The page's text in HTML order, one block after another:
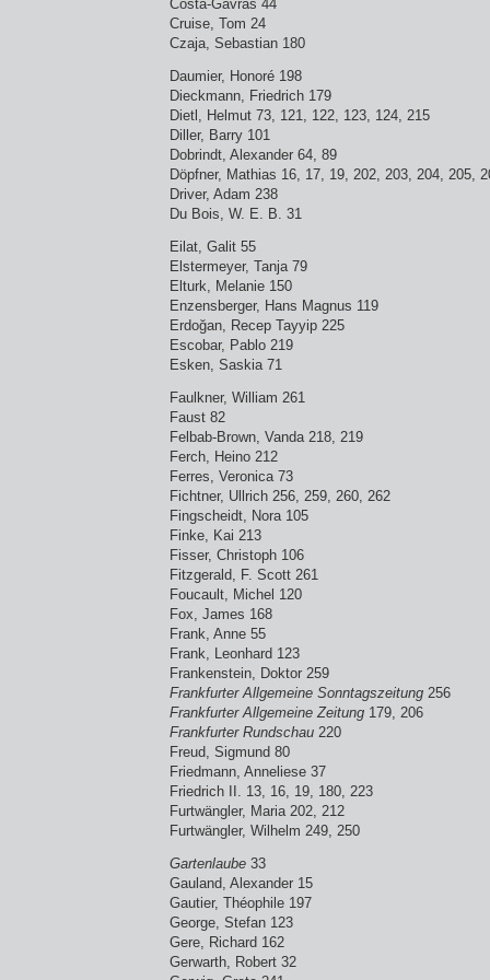
Costa-Gavras 44
Cruise, Tom 24
Czaja, Sebastian 180
Daumier, Honoré 198
Dieckmann, Friedrich 179
Dietl, Helmut 73, 121, 122, 123, 124, 215
Diller, Barry 101
Dobrindt, Alexander 64, 89
Döpfner, Mathias 16, 17, 19, 202, 203, 204, 205,
Driver, Adam 238
Du Bois, W. E. B. 31
Eilat, Galit 55
Elstermeyer, Tanja 79
Elturk, Melanie 150
Enzensberger, Hans Magnus 119
Erdoğan, Recep Tayyip 225
Escobar, Pablo 219
Esken, Saskia 71
Faulkner, William 261
Faust 82
Felbab-Brown, Vanda 218, 219
Ferch, Heino 212
Ferres, Veronica 73
Fichtner, Ullrich 256, 259, 260, 262
Fingscheidt, Nora 105
Finke, Kai 213
Fisser, Christoph 106
Fitzgerald, F. Scott 261
Foucault, Michel 120
Fox, James 168
Frank, Anne 55
Frank, Leonhard 123
Frankenstein, Doktor 259
Frankfurter Allgemeine Sonntagszeitung 256
Frankfurter Allgemeine Zeitung 179, 206
Frankfurter Rundschau 220
Freud, Sigmund 80
Friedmann, Anneliese 37
Friedrich II. 13, 16, 19, 180, 223
Furtwängler, Maria 202, 212
Furtwängler, Wilhelm 249, 250
Gartenlaube 33
Gauland, Alexander 15
Gautier, Théophile 197
George, Stefan 123
Gere, Richard 162
Gerwarth, Robert 32